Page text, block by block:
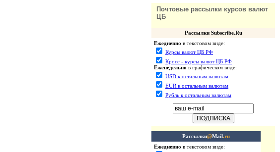
Почтовые рассылки курсов валют
ЦБ
Рассылки Subscribe.Ru
Ежедневно в текстовом виде:
Курсы валют ЦБ РФ
Кросс - курсы валют ЦБ РФ
Еженедельно в графическом виде:
USD к остальным валютам
EUR к остальным валютам
Рубль к остальным валютам
Рассылки@Mail.ru
Ежедневно в текстовом виде: